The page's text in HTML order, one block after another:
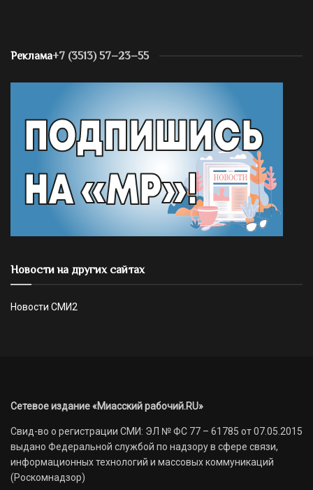
Реклама+7 (3513) 57–23–55
Новости на других сайтах
Новости СМИ2
Сетевое издание «Миасский рабочий.RU»
Свид-во о регистрации СМИ: ЭЛ № ФС 77 – 61785 от 07.05.2015
выдано Федеральной службой по надзору в сфере связи,
информационных технологий и массовых коммуникаций
(Роскомнадзор)